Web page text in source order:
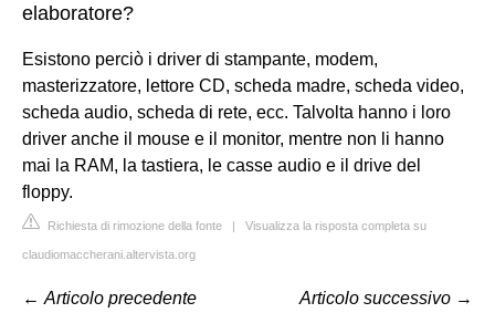
elaboratore?
Esistono perciò i driver di stampante, modem,
masterizzatore, lettore CD, scheda madre, scheda video,
scheda audio, scheda di rete, ecc. Talvolta hanno i loro
driver anche il mouse e il monitor, mentre non li hanno
mai la RAM, la tastiera, le casse audio e il drive del
floppy.
Richiesta di rimozione della fonte | Visualizza la risposta completa su
claudiomaccherani.altervista.org
← Articolo precedente
Articolo successivo →